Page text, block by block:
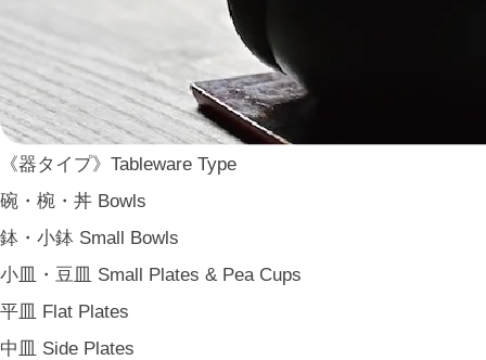
《器タイプ》Tableware Type
碗・椀・丼 Bowls
鉢・小鉢 Small Bowls
小皿・豆皿 Small Plates & Pea Cups
平皿 Flat Plates
中皿 Side Plates
その他工芸 e.t.c
《ブランド》Brands
東屋 Azmaya
能作 Nosaku
二上 FUTAGAMI
畑漆器 HATA SHIKKI
薫寿堂 Kunjyudo
織田幸銅器 Odako Douki
ARAS